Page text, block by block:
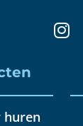
huren